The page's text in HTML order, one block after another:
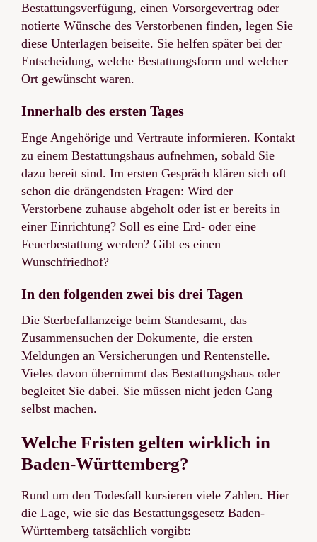
Bestattungsverfügung, einen Vorsorgevertrag oder
notierte Wünsche des Verstorbenen finden, legen Sie
diese Unterlagen beiseite. Sie helfen später bei der
Entscheidung, welche Bestattungsform und welcher
Ort gewünscht waren.
Innerhalb des ersten Tages
Enge Angehörige und Vertraute informieren. Kontakt
zu einem Bestattungshaus aufnehmen, sobald Sie
dazu bereit sind. Im ersten Gespräch klären sich oft
schon die drängendsten Fragen: Wird der
Verstorbene zuhause abgeholt oder ist er bereits in
einer Einrichtung? Soll es eine Erd- oder eine
Feuerbestattung werden? Gibt es einen
Wunschfriedhof?
In den folgenden zwei bis drei Tagen
Die Sterbefallanzeige beim Standesamt, das
Zusammensuchen der Dokumente, die ersten
Meldungen an Versicherungen und Rentenstelle.
Vieles davon übernimmt das Bestattungshaus oder
begleitet Sie dabei. Sie müssen nicht jeden Gang
selbst machen.
Welche Fristen gelten wirklich in
Baden-Württemberg?
Rund um den Todesfall kursieren viele Zahlen. Hier
die Lage, wie sie das Bestattungsgesetz Baden-
Württemberg tatsächlich vorgibt: